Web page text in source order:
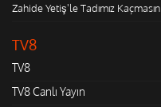
Zahide Yetiş'le Tadımız Kaçmasın
TV8
TV8
TV8 Canlı Yayın